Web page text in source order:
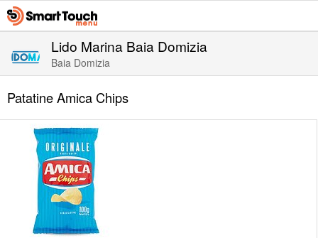
Lido Marina Baia Domizia
Baia Domizia
Patatine Amica Chips